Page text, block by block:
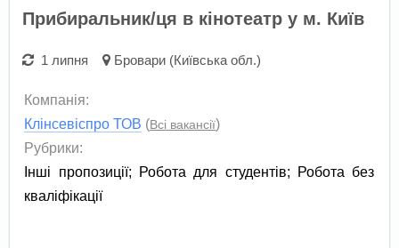
Прибиральник/ця в кінотеатр у м. Київ
1 липня Бровари (Київська обл.)
Компанія:
Клінсевіспро ТОВ (Всі вакансії)
Рубрики:
Інші пропозиції; Робота для студентів;
Робота без
кваліфікації